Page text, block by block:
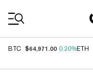
BTC $64,971.00 0.20%ETH